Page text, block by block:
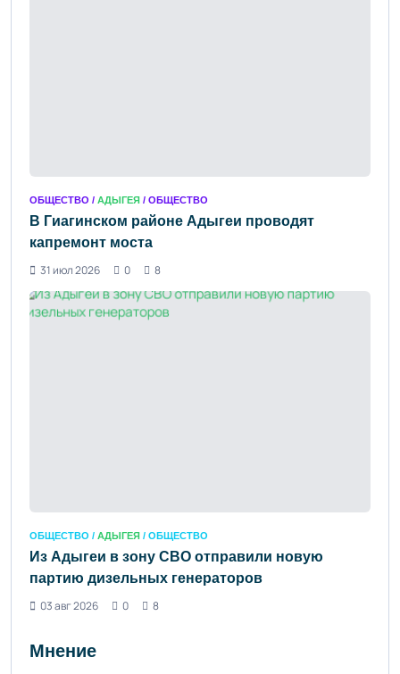
ОБЩЕСТВО / АДЫГЕЯ / ОБЩЕСТВО
В Гиагинском районе Адыгеи проводят
капремонт моста
31 июл 2026
0 8
ОБЩЕСТВО / АДЫГЕЯ / ОБЩЕСТВО
Из Адыгеи в зону СВО отправили новую
партию дизельных генераторов
03 авг 2026
0 8
Мнение